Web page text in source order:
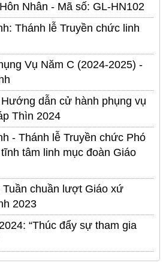
Nhân - Mã số: GL-HN102
Thánh lễ Truyền chức linh
Vụ Năm C (2024-2025) -
dẫn cử hành phụng vụ
Thìn 2024
- Thánh lễ Truyền chức Phó
tâm linh mục đoàn Giáo
Tuần chuần lượt Giáo xứ
2023
“Thúc đẩy sự tham gia